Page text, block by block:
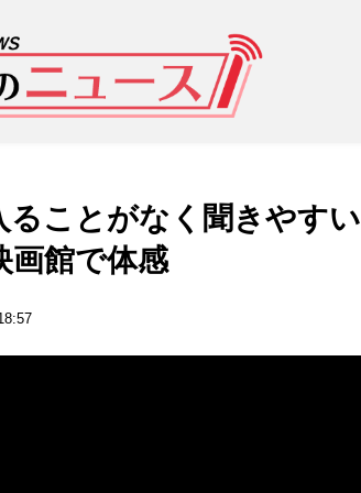
ることがなく聞きや
画館で体感